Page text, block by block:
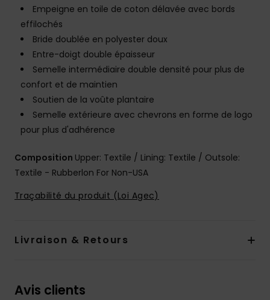
Empeigne en toile de coton délavée avec bords
effilochés
Bride doublée en polyester doux
Entre-doigt double épaisseur
Semelle intermédiaire double densité pour plus de
confort et de maintien
Soutien de la voûte plantaire
Semelle extérieure avec chevrons en forme de logo
pour plus d'adhérence
Composition Upper: Textile / Lining: Textile / Outsole:
Textile - Rubberlon For Non-USA
Traçabilité du produit (Loi Agec)
Livraison & Retours
Avis clients